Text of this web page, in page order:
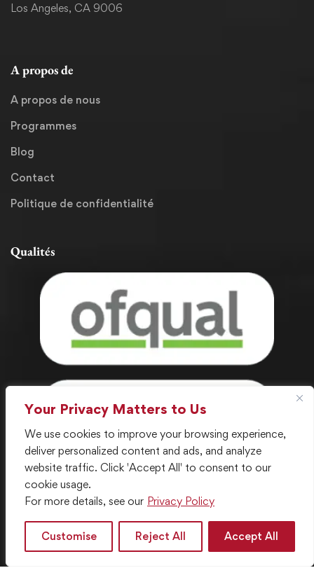
Your Privacy Matters to Us
We use cookies to improve your browsing experience,
deliver personalized content and ads, and analyze
website traffic. Click 'Accept All' to consent to our
cookie usage.
For more details, see our Privacy Policy
Customise Reject All Accept All
Los Angeles, CA 9006
A propos de
A propos de nous
Programmes
Blog
Contact
Politique de confidentialité
Qualités
© 2024 . Tous droits réservés. Créé avec ❤️ par le
département informatique de LGC